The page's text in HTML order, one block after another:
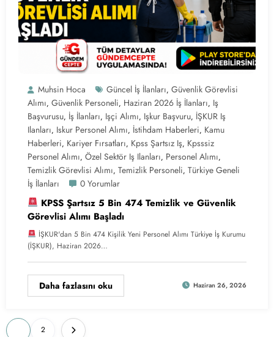
Muhsin Hoca Güncel İş İlanları, Güvenlik Görevlisi
Alımı, Güvenlik Personeli, Haziran 2026 İş İlanları, Iş
Başvurusu, İş İlanları, Işçi Alımı, Işkur Başvuru, İŞKUR Iş
Ilanları, Iskur Personel Alımı, İstihdam Haberleri, Kamu
Haberleri, Kariyer Fırsatları, Kpss Şartsız Iş, Kpsssiz
Personel Alımı, Özel Sektör Iş Ilanları, Personel Alımı,
Temizlik Görevlisi Alımı, Temizlik Personeli, Türkiye Geneli
İş İlanları
0 Yorumlar
KPSS Şartsız 5 Bin 474 Temizlik ve Güvenlik
Görevlisi Alımı Başladı
İŞKUR'dan 5 Bin 474 Kişilik Yeni Personel Alımı Türkiye İş Kurumu
(İŞKUR), Haziran 2026…
Daha fazlasını oku Haziran 26, 2026
Yazı
2